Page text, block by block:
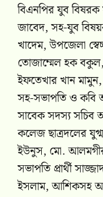
বিএনপির যুব
জাবেদ, সহ-যুব
খাদেম, উপজেলা
তোজাম্মেল হক
ইফতেখার খান
সহ-সভাপতি ও কবি
সাবেক সদস্য সচিব
কলেজ ছাত্রদলের
ইউনুস, মো.
সভাপতি প্রার্থী
ইসলাম, আশিকসহ